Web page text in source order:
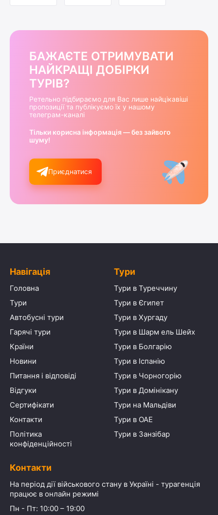
БАЖАЄТЕ ОТРИМУВАТИ
НАЙКРАЩІ ДОБІРКИ
ТУРІВ?
Ретельно підбираємо для Вас лише найцікавіші
пропозиції та публікуємо їх у нашому
телеграм-каналі
Тільки корисна інформація — без зайвого
шуму!
Приєднатися
Навігація
Головна
Тури
Автобусні тури
Гарячі тури
Країни
Новини
Питання і відповіді
Відгуки
Сертифікати
Контакти
Політика
конфіденційності
Тури
Тури в Туреччину
Тури в Єгипет
Тури в Хургаду
Тури в Шарм ель Шейх
Тури в Болгарію
Тури в Іспанію
Тури в Чорногорію
Тури в Домінікану
Тури на Мальдіви
Тури в ОАЕ
Тури в Занзібар
Контакти
На період дії військового стану в Україні - турагенція
працює в онлайн режимі
Пн - Пт: 10:00 – 19:00